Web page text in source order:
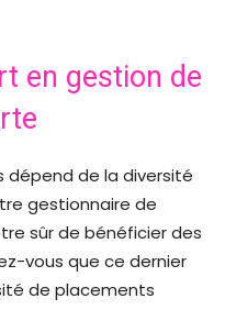
en gestion de
dépend de la diversité
gestionnaire de
sûr de bénéficier des
vous que ce dernier
de placements